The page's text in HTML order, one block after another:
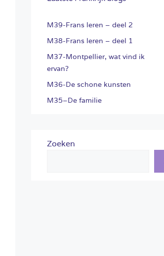
M39-Frans leren – deel 2
M38-Frans leren – deel 1
M37-Montpellier, wat vind ik
ervan?
M36-De schone kunsten
M35–De familie
Zoeken